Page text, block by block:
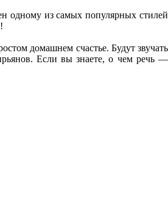
одному из самых популярных стилей
домашнем счастье. Будут звучать
Если вы знаете, о чем речь —